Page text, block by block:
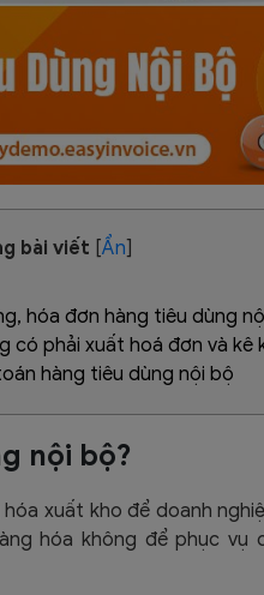
bài viết [Ẩn]
hóa đơn hàng tiêu dùng
có phải xuất hoá đơn và kê
hàng tiêu dùng nội bộ
nội bộ?
xuất kho để doanh
hóa không để phục vụ